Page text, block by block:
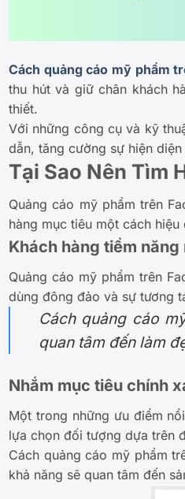
Cách quảng cáo mỹ phẩm
thu hút và giữ chân khách
thiết.
Với những công cụ và kỹ
dẫn, tăng cường sự hiện
Tại Sao Nên Tìm
Quảng cáo mỹ phẩm trên
hàng mục tiêu một cách
Khách hàng tiềm năng
Quảng cáo mỹ phẩm trên
dùng đông đảo và sự tương
Cách quảng cáo
quan tâm đến làm
Nhắm mục tiêu chính
Một trong những ưu điểm
lựa chọn đối tượng dựa trên
Cách quảng cáo mỹ phẩm
khả năng sẽ quan tâm đến